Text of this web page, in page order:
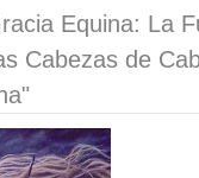
arte en pintura
Equina: La
Cabezas de